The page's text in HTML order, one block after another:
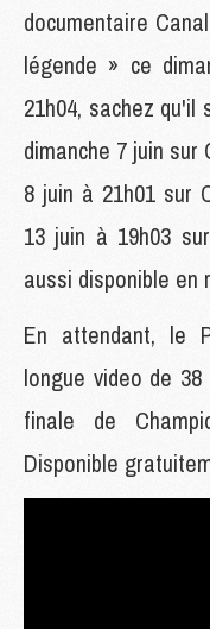
documentaire
légende » ce
21h04, sachez qu'il
dimanche 7 juin sur
8 juin à 21h01 sur
13 juin à 19h03
aussi disponible en
En attendant, le
longue video de
finale de
Disponible